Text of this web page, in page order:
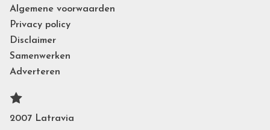
Algemene voorwaarden
Privacy policy
Disclaimer
Samenwerken
Adverteren
2007 Latravia